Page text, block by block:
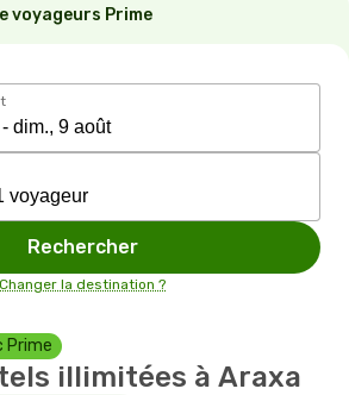
voyageurs Prime
Rechercher
Changer la destination ?
Prime
illimitées à Araxa